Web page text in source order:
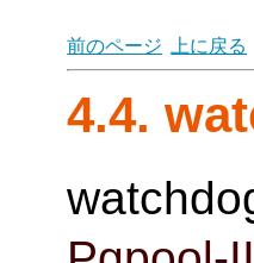
前のページ
上に戻る
4.4.